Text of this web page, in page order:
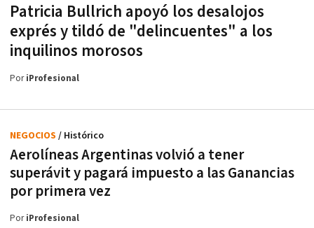
Patricia Bullrich apoyó los desalojos
exprés y tildó de "delincuentes" a los
inquilinos morosos
PoriProfesional
Aerolíneas Argentinas volvió a tener
superávit y pagará impuesto a las Ganancias
por primera vez
NEGOCIOS / Histórico
PoriProfesional